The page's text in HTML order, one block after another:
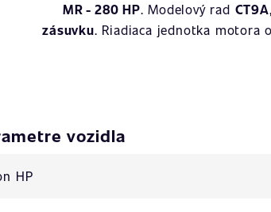
MR - 280 HP. Modelový rad CT9A
zásuvku. Riadiaca jednotka motora
vozidla
HP